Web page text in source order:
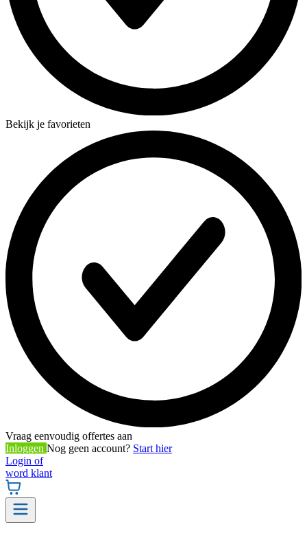
Bekijk je favorieten
Vraag eenvoudig offertes aan
Inloggen Nog geen account? Start hier
Login of
word klant